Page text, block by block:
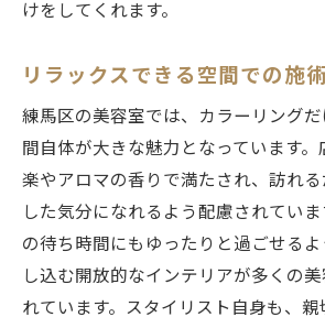
けをしてくれます。
リラックスできる空間での施
練馬区の美容室では、カラーリング
間自体が大きな魅力となっています
楽やアロマの香りで満たされ、訪れ
した気分になれるよう配慮されてい
の待ち時間にもゆったりと過ごせる
し込む開放的なインテリアが多くの
れています。スタイリスト自身も、